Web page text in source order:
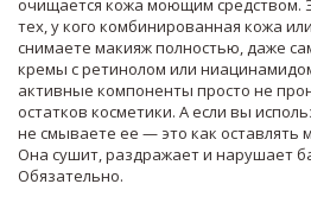
очищается кожа моющим средством.
тех, у кого комбинированная кожа или
снимаете макияж полностью, даже
кремы с ретинолом или
активные компоненты просто не
остатков косметики. А если вы
не смываете ее — это как оставлять
Она сушит, раздражает и нарушает
Обязательно.